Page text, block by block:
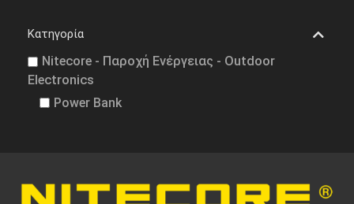
Κατηγορία
Nitecore - Παροχή Ενέργειας - Outdoor
Electronics
Power Bank